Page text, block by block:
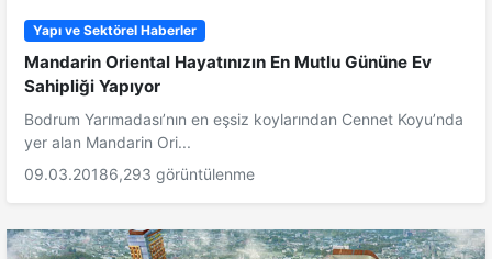
Yapı ve Sektörel Haberler
Mandarin Oriental Hayatınızın En Mutlu Gününe Ev
Sahipliği Yapıyor
Bodrum Yarımadası’nın en eşsiz koylarından Cennet Koyu’nda
yer alan Mandarin Ori...
09.03.20186,293 görüntülenme